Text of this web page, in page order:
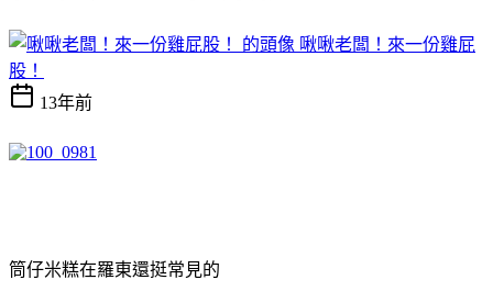
啾啾老闆！來一份雞屁
股！
13年前
筒仔米糕在羅東還挺常見的